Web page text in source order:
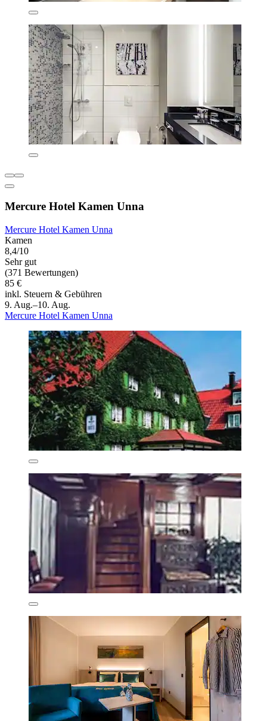
Mercure Hotel Kamen Unna
Mercure Hotel Kamen Unna
Kamen
8,4/10
Sehr gut
(371 Bewertungen)
85 €
inkl. Steuern & Gebühren
9. Aug.–10. Aug.
Mercure Hotel Kamen Unna